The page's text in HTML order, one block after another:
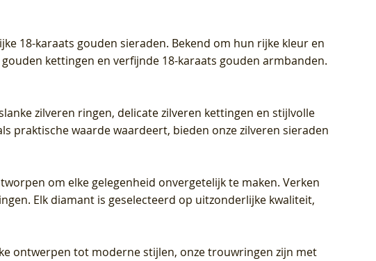
18-karaats gouden sieraden. Bekend om hun rijke kleur en
kettingen en verfijnde 18-karaats gouden armbanden.
zilveren ringen, delicate zilveren kettingen en stijlvolle
praktische waarde waardeert, bieden onze zilveren sieraden
om elke gelegenheid onvergetelijk te maken. Verken
Elk diamant is geselecteerd op uitzonderlijke kwaliteit,
ontwerpen tot moderne stijlen, onze trouwringen zijn met